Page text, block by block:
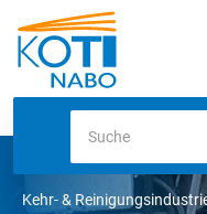
Kehr- &